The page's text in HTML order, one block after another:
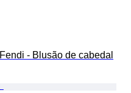
Fendi - Blusão de cabedal